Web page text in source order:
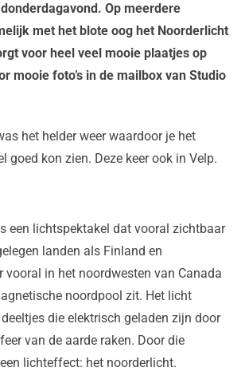
Op meerdere
met het blote oog het Noorderlicht
voor heel veel mooie plaatjes op
mooie foto’s in de mailbox van Studio
het helder weer waardoor je het
goed kon zien. Deze keer ook in Velp.
een lichtspektakel dat vooral zichtbaar
landen als Finland en
vooral in het noordwesten van Canada
noordpool zit. Het licht
die elektrisch geladen zijn door
van de aarde raken. Door die
lichteffect: het noorderlicht.